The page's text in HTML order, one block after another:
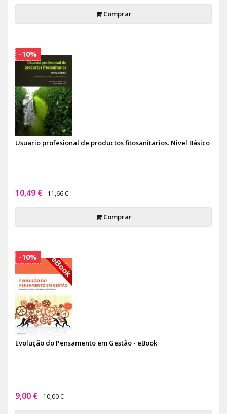
Comprar
Usuario profesional de productos fitosanitarios. Nivel Básico
10,49 € 11,66 €
Comprar
-10%
Evolução do Pensamento em Gestão - eBook
9,00 € 10,00 €
-10%